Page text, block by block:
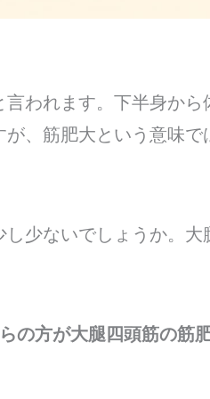
われます。下半身から
、筋肥大という意味で
少ないでしょうか。大
の方が大腿四頭筋の筋